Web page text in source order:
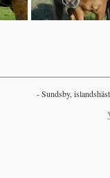
- Sundsby,